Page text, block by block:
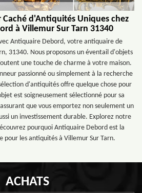
Caché d'Antiquités Uniques chez
à Villemur Sur Tarn 31340
Antiquaire Debord, votre antiquaire de
31340. Nous proposons un éventail d'objets
une touche de charme à votre maison.
passionné ou simplement à la recherche
d'antiquités offre quelque chose pour
est soigneusement sélectionné pour sa
que vous emportez non seulement un
un investissement durable. Explorez notre
pourquoi Antiquaire Debord est la
pour les antiquités à Villemur Sur Tarn.
ACHATS